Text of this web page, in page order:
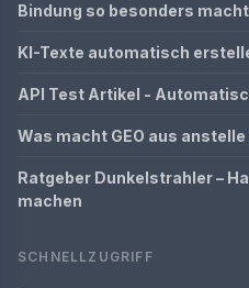
Bindung so besonders macht
KI-Texte automatisch
API Test Artikel -
Was macht GEO aus anstelle
Ratgeber Dunkelstrahler –
machen
SCHNELLZUGRIFF